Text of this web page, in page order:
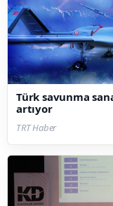
Türk savunma
artıyor
TRT Haber